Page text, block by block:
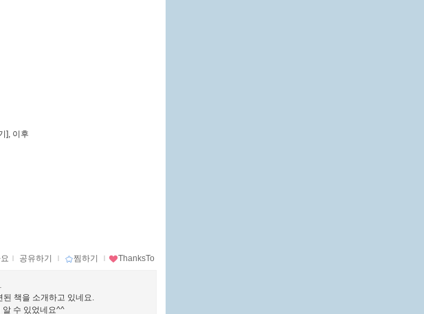
], 이후
ｌ 공유하기 ｌ 찜하기 ｌ ThanksTo
책을 소개하고 있네요.
알 수 있었네요^^